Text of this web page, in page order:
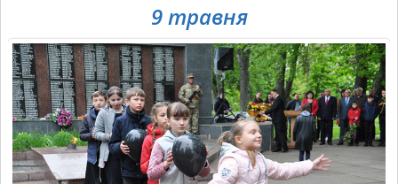
9 травня